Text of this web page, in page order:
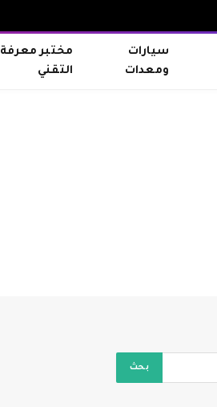
سيارات
ومعدات
مختبر معرفة
التقني